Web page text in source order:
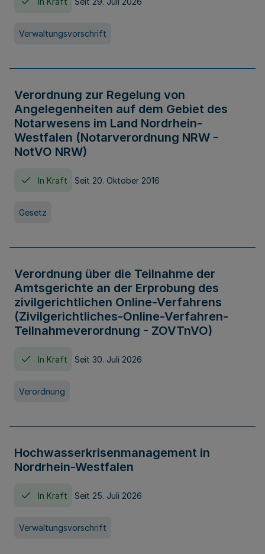
Verwaltungsvorschrift
Verordnung zur Regelung von
Angelegenheiten auf dem Gebiet des
Notarwesens im Land Nordrhein-
Westfalen (Notarverordnung NRW -
NotVO NRW)
In Kraft Seit 20. Oktober 2016
Gesetz
Verordnung über die Teilnahme der
Amtsgerichte an der Erprobung des
zivilgerichtlichen Online-Verfahrens
(Zivilgerichtliches-Online-Verfahren-
Teilnahmeverordnung - ZOVTnVO)
In Kraft Seit 30. Juli 2026
Verordnung
Hochwasserkrisenmanagement in
Nordrhein-Westfalen
In Kraft Seit 25. Juli 2026
Verwaltungsvorschrift